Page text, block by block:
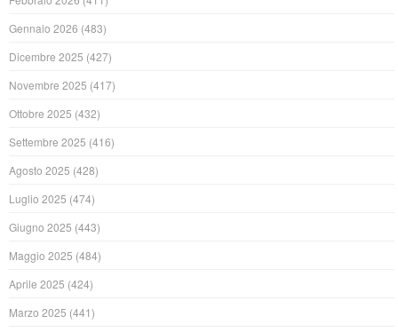
Gennaio 2026 (483)
Dicembre 2025 (427)
Novembre 2025 (417)
Ottobre 2025 (432)
Settembre 2025 (416)
Agosto 2025 (428)
Luglio 2025 (474)
Giugno 2025 (443)
Maggio 2025 (484)
Aprile 2025 (424)
Marzo 2025 (441)